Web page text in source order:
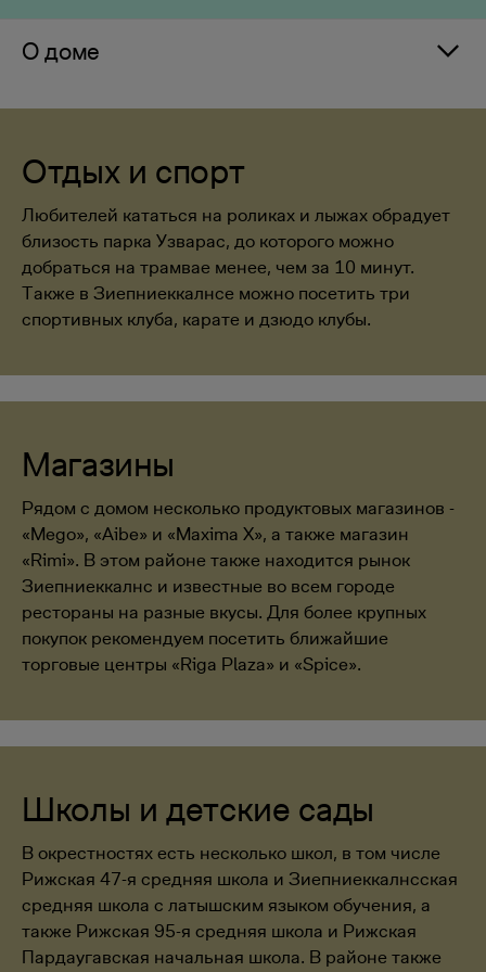
О доме
Отдых и спорт
Любителей кататься на роликах и лыжах обрадует
близость парка Узварас, до которого можно
добраться на трамвае менее, чем за 10 минут.
Также в Зиепниеккалнсе можно посетить три
спортивных клуба, карате и дзюдо клубы.
Магазины
Рядом с домом несколько продуктовых магазинов -
«Mego», «Aibe» и «Maxima X», а также магазин
«Rimi». В этом районе также находится рынок
Зиепниеккалнс и известные во всем городе
рестораны на разные вкусы. Для более крупных
покупок рекомендуем посетить ближайшие
торговые центры «Riga Plaza» и «Spice».
Школы и детские сады
В окрестностях есть несколько школ, в том числе
Рижская 47-я средняя школа и Зиепниеккалнсская
средняя школа с латышским языком обучения, а
также Рижская 95-я средняя школа и Рижская
Пардаугавская начальная школа. В районе также